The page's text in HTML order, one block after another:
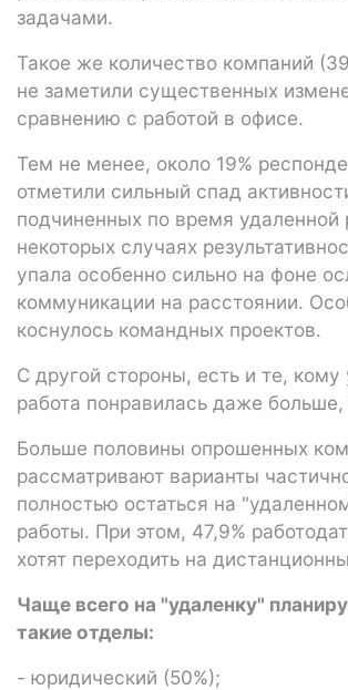
задачами.
Такое же количество компаний
не заметили существенных
сравнению с работой в офисе.
Тем не менее, около 19%
отметили сильный спад
подчиненных по время удаленной
некоторых случаях
упала особенно сильно на фоне
коммуникации на расстоянии.
коснулось командных проектов.
С другой стороны, есть и те, кому
работа понравилась даже
Больше половины опрошенных
рассматривают варианты
полностью остаться на
работы. При этом, 47,9%
хотят переходить на
Чаще всего на "удаленку"
такие отделы:
- юридический (50%);